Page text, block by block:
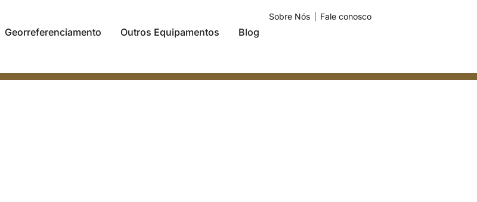
Sobre Nós Fale conosco
Georreferenciamento Outros Equipamentos Blog